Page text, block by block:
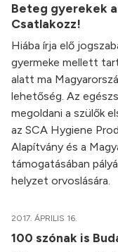
Beteg gyerekek
Csatlakozz!
Hiába írja elő
gyermeke mellett
alatt ma
lehetőség. Az
megoldani a szülők
az SCA Hygiene
Alapítvány és a
támogatásában
helyzet orvoslására.
2017. ÁPRILIS 16.
100 szónak is